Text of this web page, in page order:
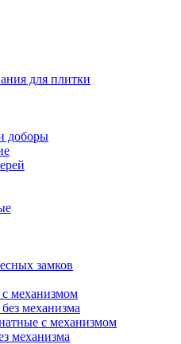
для плитки
доборы
замков
механизмом
механизма
с механизмом
механизма